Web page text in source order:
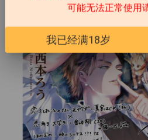
可能无法正常使用
我已经满18岁